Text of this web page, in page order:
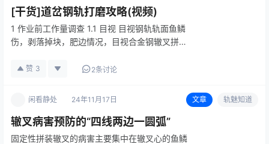
[干货]道岔钢轨打磨攻略(视频)
1 作业前工作量调查 1.1 目视 目视钢轨轨面鱼鳞
伤，剥落掉块，肥边情况，目视合金钢辙叉拼接
轨工作边，手摸辙叉翼轨工作边、辙叉心轨，检
量尖轨…
赞 3 2条讨论
闲看静处 24年11月17日 文章 轨魅知道
辙叉病害预防的“四线两边一圆弧”
固定性拼装辙叉的病害主要集中在辙叉心的鱼鳞